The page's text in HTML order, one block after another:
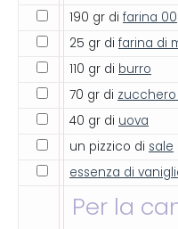
190 gr di farina 00
25 gr di farina di
110 gr di burro
70 gr di zucchero
40 gr di uova
un pizzico di sale
essenza di
Per la